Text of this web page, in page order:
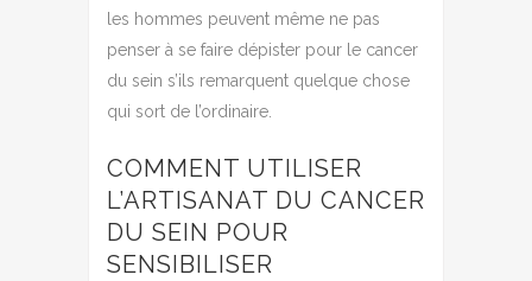
les hommes peuvent même ne pas
penser à se faire dépister pour le cancer
du sein s’ils remarquent quelque chose
qui sort de l’ordinaire.
COMMENT UTILISER
L’ARTISANAT DU CANCER
DU SEIN POUR
SENSIBILISER